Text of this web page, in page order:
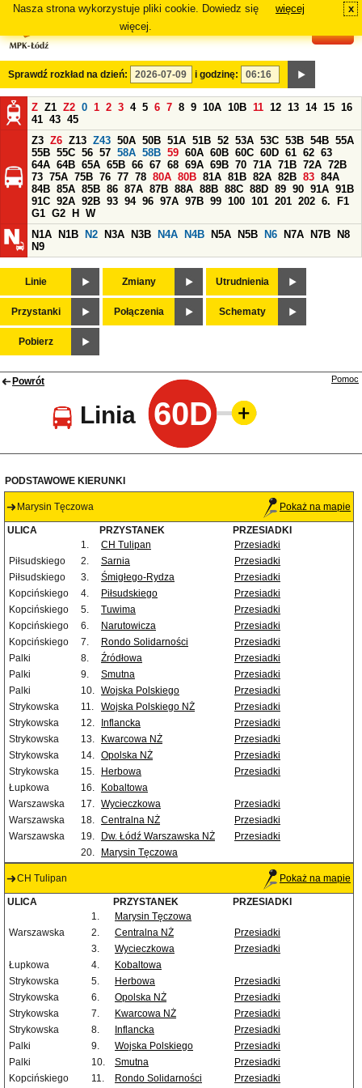
Nasza strona wykorzystuje pliki cookie. Dowiedz się
więcej.
więcej x
Sprawdź rozkład na dzień: i godzinę:
Z Z1 Z2 0 1 2 3 4 5 6 7 8 9 10A 10B 11 12 13 14 15 16
41 43 45
Z3 Z6 Z13 Z43 50A 50B 51A 51B 52 53A 53C 53B 54B 55A
55B 55C 56 57 58A 58B 59 60A 60B 60C 60D 61 62 63
64A 64B 65A 65B 66 67 68 69A 69B 70 71A 71B 72A 72B
73 75A 75B 76 77 78 80A 80B 81A 81B 82A 82B 83 84A
84B 85A 85B 86 87A 87B 88A 88B 88C 88D 89 90 91A 91B
91C 92A 92B 93 94 96 97A 97B 99 100 101 201 202 6.
F1
G1 G2 H
W
N1A
N1B N2 N3A N3B N4A N4B N5A N5B N6 N7A N7B
N8
N9
Linie Zmiany Utrudnienia
Przystanki Połączenia Schematy
Pobierz
Powrót
Linia 60D
Pomoc
PODSTAWOWE KIERUNKI
Marysin Tęczowa Pokaż na mapie
ULICA PRZYSTANEK
PRZESIADKI
1.
CH Tulipan
Przesiadki
Piłsudskiego
2. Sarnia
Przesiadki
Piłsudskiego
3. Śmigłego-Rydza
Przesiadki
Kopcińskiego
4. Piłsudskiego
Przesiadki
Kopcińskiego
5. Tuwima
Przesiadki
Kopcińskiego
6. Narutowicza
Przesiadki
Kopcińskiego
7. Rondo Solidarności
Przesiadki
Palki
8. Źródłowa
Przesiadki
Palki
9. Smutna
Przesiadki
Palki
10. Wojska Polskiego
Przesiadki
Strykowska
11. Wojska Polskiego NŻ
Przesiadki
Strykowska
12. Inflancka
Przesiadki
Strykowska
13. Kwarcowa NŻ
Przesiadki
Strykowska
14. Opolska NŻ
Przesiadki
Strykowska
15. Herbowa
Przesiadki
Łupkowa
16.
Kobaltowa
Warszawska
17. Wycieczkowa
Przesiadki
Warszawska
18. Centralna NŻ
Przesiadki
Warszawska
19. Dw. Łódź Warszawska NŻ
Przesiadki
20.
Marysin Tęczowa
CH Tulipan Pokaż na mapie
ULICA PRZYSTANEK
PRZESIADKI
1.
Marysin Tęczowa
Warszawska
2. Centralna NŻ
Przesiadki
3.
Wycieczkowa
Przesiadki
Łupkowa
4.
Kobaltowa
Strykowska
5. Herbowa
Przesiadki
Strykowska
6. Opolska NŻ
Przesiadki
Strykowska
7. Kwarcowa NŻ
Przesiadki
Strykowska
8. Inflancka
Przesiadki
Palki
9. Wojska Polskiego
Przesiadki
Palki
10. Smutna
Przesiadki
Kopcińskiego
11. Rondo Solidarności Przesiadki